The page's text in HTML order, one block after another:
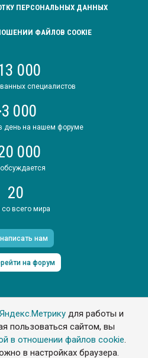
Яндекс.Метрику для работы и
пользоваться сайтом, вы
в отношении файлов cookie.
в настройках браузера.
ПЕРСОНАЛЬНЫХ ДАННЫХ
ФАЙЛОВ COOKIE
000
специалистов
000
день на нашем форуме
000
20
со всего мира
написать нам
на форум
Все права защищены
сайта с обязательной
www.e-plastic.ru
сайта